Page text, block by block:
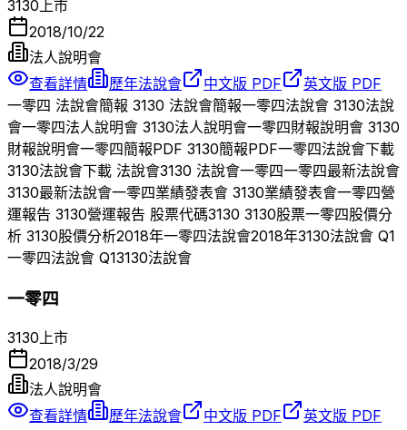
3130上市
2018/10/22
法人說明會
查看詳情
歷年法說會 中文版 PDF
英文版 PDF
一零四 法說會簡報 3130 法說會簡報一零四法說會 3130法說
會一零四法人說明會 3130法人說明會一零四財報說明會 3130
財報說明會一零四簡報PDF 3130簡報PDF一零四法說會下載
3130法說會下載 法說會3130 法說會一零四一零四最新法說會
3130最新法說會一零四業績發表會 3130業績發表會一零四營
運報告 3130營運報告 股票代碼3130 3130股票一零四股價分
析 3130股價分析2018年一零四法說會2018年3130法說會 Q1
一零四法說會 Q13130法說會
一零四
3130上市
2018/3/29
法人說明會
查看詳情
歷年法說會 中文版 PDF 英文版 PDF